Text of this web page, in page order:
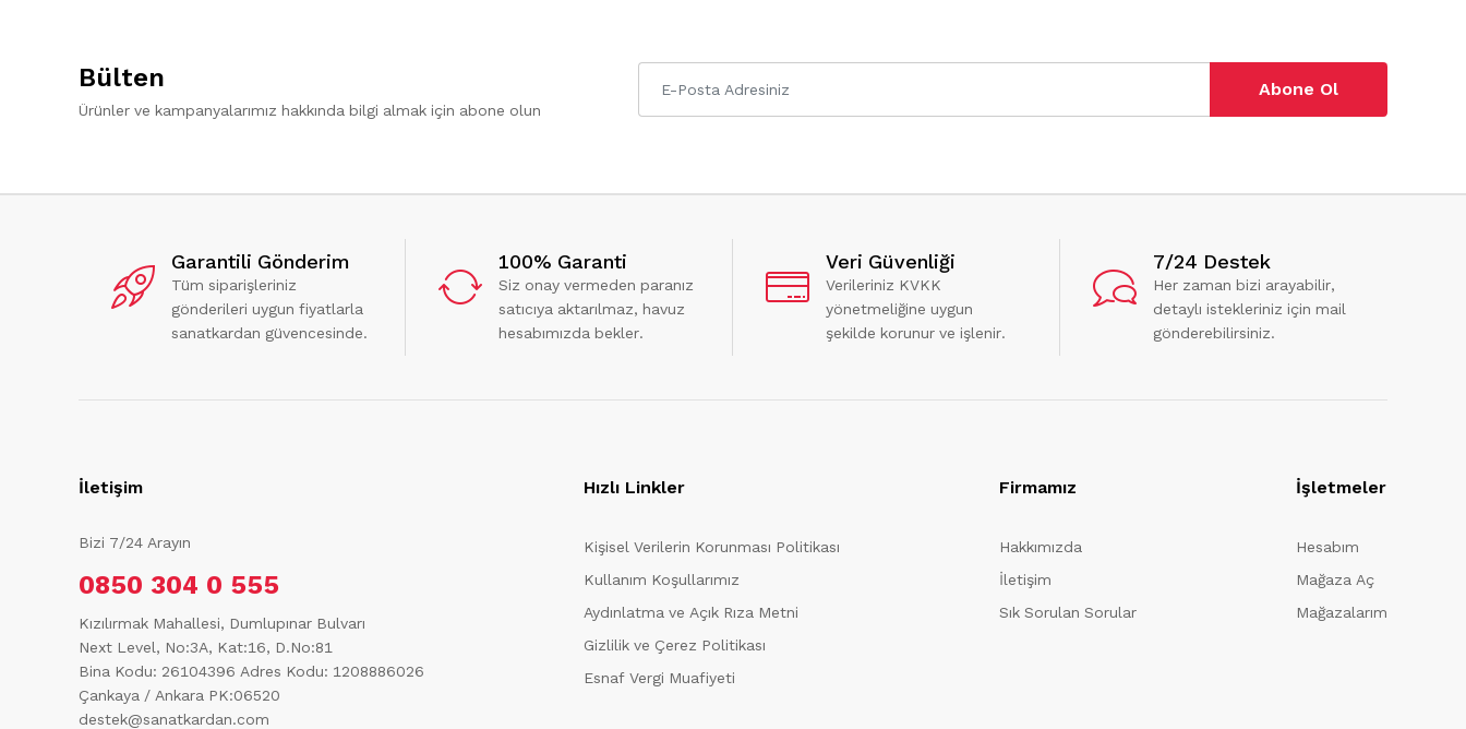
Bülten
Ürünler ve kampanyalarımız hakkında bilgi almak için abone olun
Abone Ol
Garantili Gönderim
Tüm siparişleriniz
gönderileri uygun fiyatlarla
sanatkardan güvencesinde.
100% Garanti
Siz onay vermeden paranız
satıcıya aktarılmaz, havuz
hesabımızda bekler.
Veri Güvenliği
Verileriniz KVKK
yönetmeliğine uygun
şekilde korunur ve işlenir.
7/24 Destek
Her zaman bizi arayabilir,
detaylı istekleriniz için mail
gönderebilirsiniz.
İletişim
Bizi 7/24 Arayın
0850 304 0 555
Kızılırmak Mahallesi, Dumlupınar Bulvarı
Next Level, No:3A, Kat:16, D.No:81
Bina Kodu: 26104396 Adres Kodu: 1208886026
Çankaya / Ankara PK:06520
destek@sanatkardan.com
Hızlı Linkler
Kişisel Verilerin Korunması Politikası
Kullanım Koşullarımız
Aydınlatma ve Açık Rıza Metni
Gizlilik ve Çerez Politikası
Esnaf Vergi Muafiyeti
Firmamız
Hakkımızda
İletişim
Sık Sorulan Sorular
İşletmeler
Hesabım
Mağaza Aç
Mağazalarım